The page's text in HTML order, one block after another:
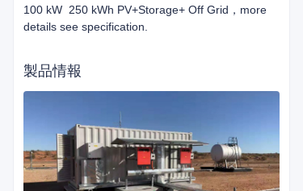
100 kW 250 kWh PV+Storage+ Off Grid，more
details see specification.
製品情報